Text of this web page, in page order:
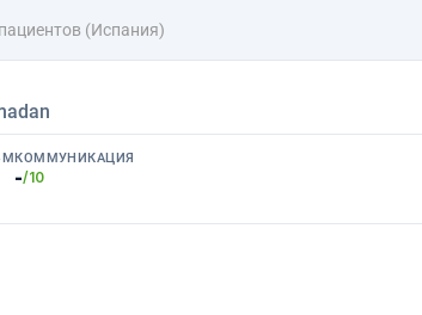
(Испания)
КОММУНИКАЦИЯ
-/10